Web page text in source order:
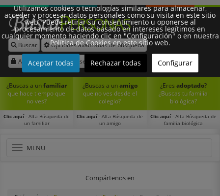
Buscar
Opciones avanzadas de búsqueda
Acceder
Registrarse
¿Buscas a unfamiliar
que hace tiempo que
no ves?
Clic aquí- Alta Búsqueda de
un familiar
¿Buscas a unamigo
que no ves desde el
colegio?
Clic aquí- Alta Búsqueda de
un amigo
¿Eres adoptado?
¿Buscas tu familia
biológica?
Clic aquí- Alta Búsqueda de
familia biológica
MENU
Compártenos en
Utilizamos cookies o tecnologías similares para almacenar,
acceder y procesar datos personales como su visita en este sitio
web. Puede retirar su consentimiento u oponerse al
procesamiento de datos basado en intereses legítimos en
cualquier momento haciendo clic en "Configuración" o en nuestra
Política de Cookies en este sitio web.
Aceptar todas Rechazar todas Configurar